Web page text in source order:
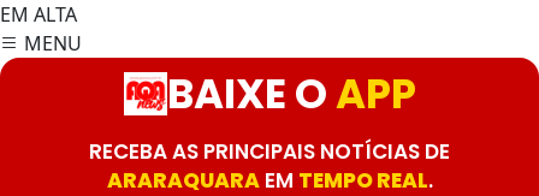
EM ALTA
MENU
BAIXE OAPP
RECEBA AS PRINCIPAIS NOTÍCIAS DE
ARARAQUARAEM TEMPO REAL.